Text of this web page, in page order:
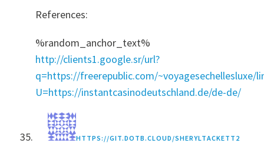
References:
%random_anchor_text%
http://clients1.google.sr/url?
q=https://freerepublic.com/~voyagesechellesluxe/
U=https://instantcasinodeutschland.de/de-de/
HTTPS://GIT.DOTB.CLOUD/SHERYLTACKETT2